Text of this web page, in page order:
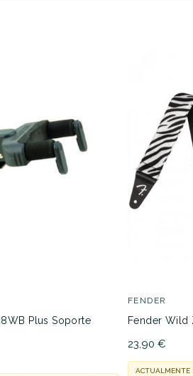
No hay
Plus Soporte
FENDER
Fender Wild
23,90 €
ACTUALMENTE